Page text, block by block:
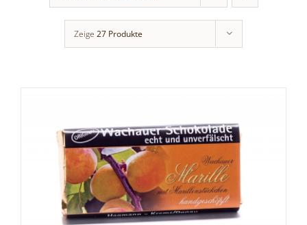
Zeige 27 Produkte